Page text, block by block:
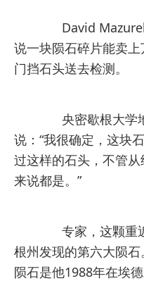
David
说一块陨石碎片能卖
门挡石头送去检测。
央密歇根大学
说：“我很确定，这块
过这样的石头，不管
来说都是。”
专家，这颗重
根州发现的第六大陨
陨石是他1988年在埃